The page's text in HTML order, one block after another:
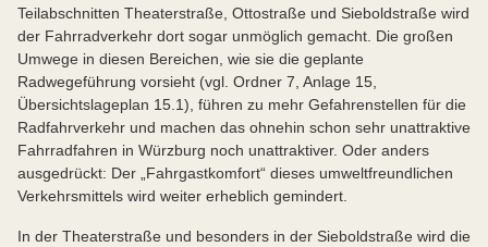
Teilabschnitten Theaterstraße, Ottostraße und Sieboldstraße wird
der Fahrradverkehr dort sogar unmöglich gemacht. Die großen
Umwege in diesen Bereichen, wie sie die geplante
Radwegeführung vorsieht (vgl. Ordner 7, Anlage 15,
Übersichtslageplan 15.1), führen zu mehr Gefahrenstellen für die
Radfahrverkehr und machen das ohnehin schon sehr unattraktive
Fahrradfahren in Würzburg noch unattraktiver. Oder anders
ausgedrückt: Der „Fahrgastkomfort“ dieses umweltfreundlichen
Verkehrsmittels wird weiter erheblich gemindert.
In der Theaterstraße und besonders in der Sieboldstraße wird die